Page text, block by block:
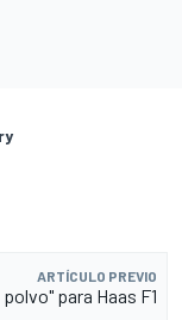
ARTÍCULO PREVIO
para Haas F1